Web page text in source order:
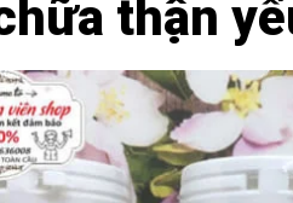
thận